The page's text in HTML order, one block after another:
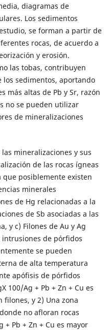
diagramas de
Los sedimentos
se forman a partir de
rocas, de acuerdo a
y erosión.
las tobas, contribuyen
sedimentos, aportando
más altas de Pb y Sr, razón
no se pueden utilizar
de mineralizaciones
mineralizaciones y sus
de las rocas ígneas
que posiblemente existen
minerales
de Hg relacionadas a la
de Sb asociadas a las
y c) Filones de Au y Ag
de pórfidos
se pueden
de alta temperatura
apófisis de pórfidos
100/Ag + Pb + Zn + Cu es
filones, y 2) Una zona
no afloran rocas
+ Pb + Zn + Cu es mayor